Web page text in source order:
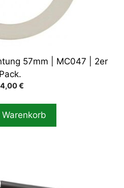
57mm | MC047 | 2er
Pack.
€